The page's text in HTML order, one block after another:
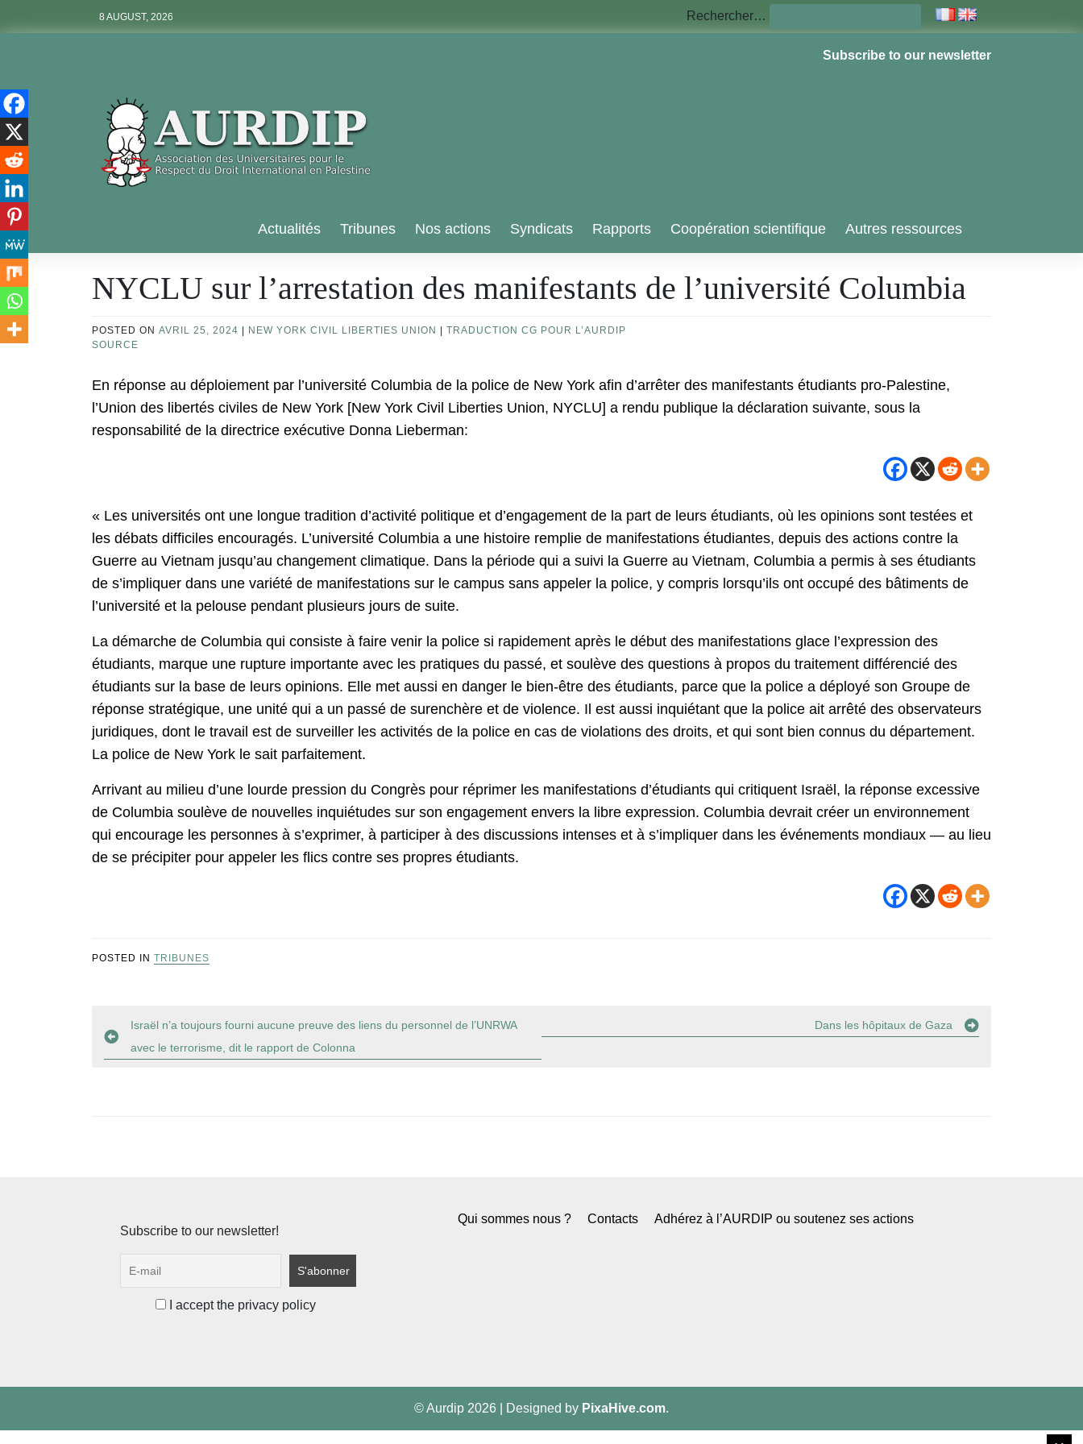
8 AUGUST, 2026 Rechercher…
Subscribe to our newsletter
Aurdip
Actualités Tribunes Nos actions Syndicats Rapports Coopération scientifique Autres ressources
NYCLU sur l’arrestation des manifestants de l’université Columbia
POSTED ON AVRIL 25, 2024 NEW YORK CIVIL LIBERTIES UNION
TRADUCTION CG POUR L’AURDIP
SOURCE
En réponse au déploiement par l’université Columbia de la police de New York afin d’arrêter des manifestants étudiants pro-Palestine,
l’Union des libertés civiles de New York [New York Civil Liberties Union, NYCLU] a rendu publique la déclaration suivante, sous la
responsabilité de la directrice exécutive Donna Lieberman:
« Les universités ont une longue tradition d’activité politique et d’engagement de la part de leurs étudiants, où les opinions sont testées et
les débats difficiles encouragés. L’université Columbia a une histoire remplie de manifestations étudiantes, depuis des actions contre la
Guerre au Vietnam jusqu’au changement climatique. Dans la période qui a suivi la Guerre au Vietnam, Columbia a permis à ses étudiants
de s’impliquer dans une variété de manifestations sur le campus sans appeler la police, y compris lorsqu’ils ont occupé des bâtiments de
l’université et la pelouse pendant plusieurs jours de suite.
La démarche de Columbia qui consiste à faire venir la police si rapidement après le début des manifestations glace l’expression des
étudiants, marque une rupture importante avec les pratiques du passé, et soulève des questions à propos du traitement différencié des
étudiants sur la base de leurs opinions. Elle met aussi en danger le bien-être des étudiants, parce que la police a déployé son Groupe de
réponse stratégique, une unité qui a un passé de surenchère et de violence. Il est aussi inquiétant que la police ait arrêté des observateurs
juridiques, dont le travail est de surveiller les activités de la police en cas de violations des droits, et qui sont bien connus du département.
La police de New York le sait parfaitement.
Arrivant au milieu d’une lourde pression du Congrès pour réprimer les manifestations d’étudiants qui critiquent Israël, la réponse excessive
de Columbia soulève de nouvelles inquiétudes sur son engagement envers la libre expression. Columbia devrait créer un environnement
qui encourage les personnes à s’exprimer, à participer à des discussions intenses et à s’impliquer dans les événements mondiaux — au lieu
de se précipiter pour appeler les flics contre ses propres étudiants.
POSTED IN TRIBUNES
Navigation
de
Israël n’a toujours fourni aucune preuve des liens du personnel de l’UNRWA
avec le terrorisme, dit le rapport de Colonna
Dans les hôpitaux de Gaza
Subscribe to our newsletter!
I accept the privacy policy
Qui sommes nous ? Contacts Adhérez à l’AURDIP ou soutenez ses actions
© Aurdip 2026 Designed by PixaHive.com.